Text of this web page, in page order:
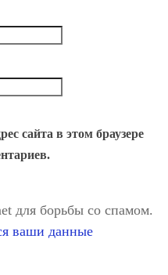
сайта в этом браузере
для борьбы со спамом.
ваши данные